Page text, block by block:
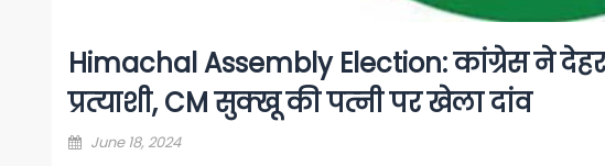
Himachal Assembly Election: कांग्रेस ने
प्रत्‍याशी, CM सुक्‍खू की पत्‍नी पर खेला दांव
Posted
June 18, 2024